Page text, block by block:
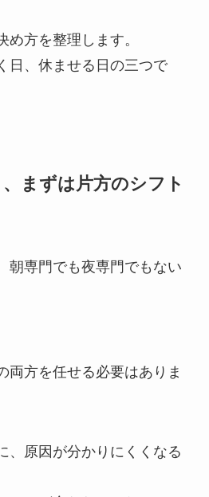
方を整理します。
日、休ませる日の三つで
まずは片方のシフト
朝専門でも夜専門でもない
両方を任せる必要はありま
、原因が分かりにくくなる